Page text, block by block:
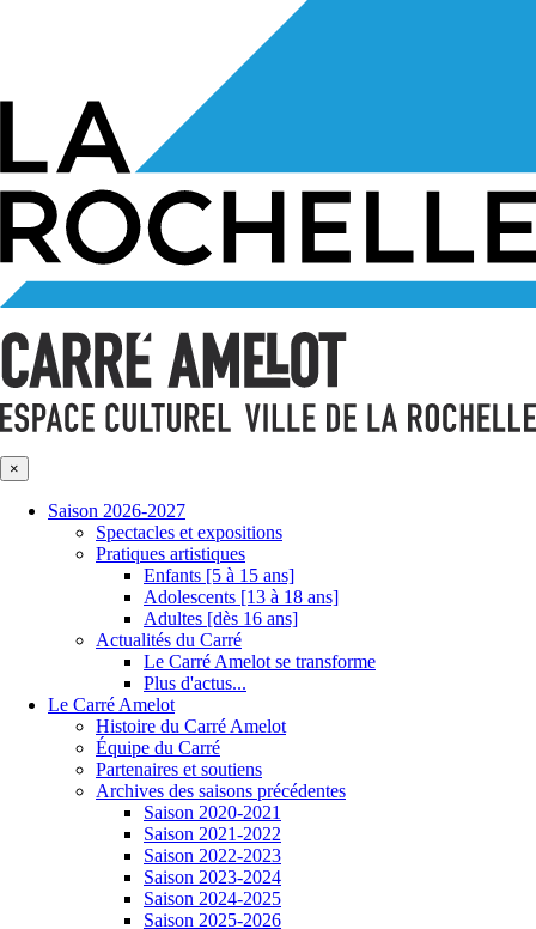
×
Saison 2026-2027
Spectacles et expositions
Pratiques artistiques
Enfants [5 à 15 ans]
Adolescents [13 à 18 ans]
Adultes [dès 16 ans]
Actualités du Carré
Le Carré Amelot se transforme
Plus d'actus...
Le Carré Amelot
Histoire du Carré Amelot
Équipe du Carré
Partenaires et soutiens
Archives des saisons précédentes
Saison 2020-2021
Saison 2021-2022
Saison 2022-2023
Saison 2023-2024
Saison 2024-2025
Saison 2025-2026